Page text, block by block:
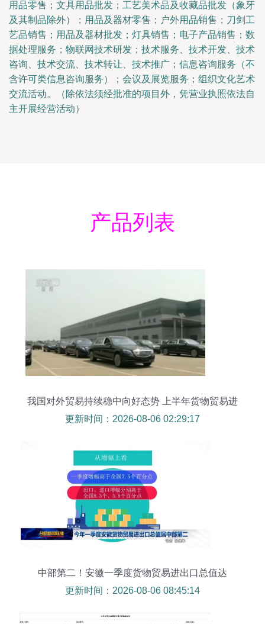
用品零售；文具用品批发；工艺美术品及收藏品批发（象牙
及其制品除外）；用品及器材零售；户外用品销售；刀剑工
艺品销售；用品及器材批发；灯具销售；电子产品销售；数
据处理服务；物联网技术研发；技术服务、技术开发、技术
咨询、技术交流、技术转让、技术推广；信息咨询服务（不
含许可类信息咨询服务）；会议及展览服务；组织文化艺术
交流活动。（除依法须经批准的项目外，凭营业执照依法自
主开展经营活动）
产品列表
我国对外贸易持续稳中向好态势 上半年货物贸易进
出口达14.12万亿元
更新时间：2026-08-06 02:29:17
中部第二！安徽一季度货物贸易进出口总值达
1464.6亿元
更新时间：2026-08-06 08:45:14